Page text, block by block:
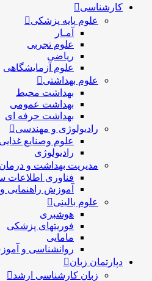
کارشناسی
علوم پایه پزشکی
آمـار
علوم تجربی
ریاضی
علوم آزمایشگاهی
علوم بهداشتی
بهداشت محیط
بهداشت عمومی
بهداشت حرفه ای
رادیولوژی و مهندسی
علوم وصنایع غذایی
رادیولوژی
مدیریت بهداشت و درمان
فناوری اطلاعات
آموزش راهنمایی
علوم بالینی
هوشبری
فوریتهای پزشکی
مامایی
روانشناسی و
دپارتمان زبان
زبان کارشناسی ارشد